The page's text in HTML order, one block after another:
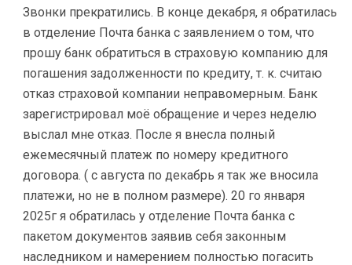
Звонки прекратились. В конце декабря, я обратилась
в отделение Почта банка с заявлением о том, что
прошу банк обратиться в страховую компанию для
погашения задолженности по кредиту, т. к. считаю
отказ страховой компании неправомерным. Банк
зарегистрировал моё обращение и через неделю
выслал мне отказ. После я внесла полный
ежемесячный платеж по номеру кредитного
договора. ( с августа по декабрь я так же вносила
платежи, но не в полном размере). 20 го января
2025г я обратилась у отделение Почта банка с
пакетом документов заявив себя законным
наследником и намерением полностью погасить